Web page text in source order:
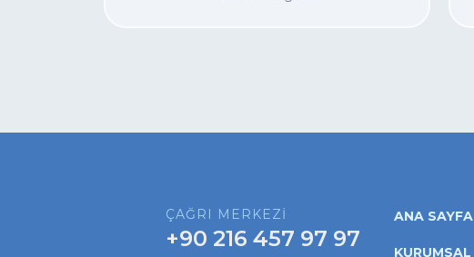
ÇAĞRI MERKEZİ
+90 216 457 97 97
ANA SAYFA
KURUMSAL